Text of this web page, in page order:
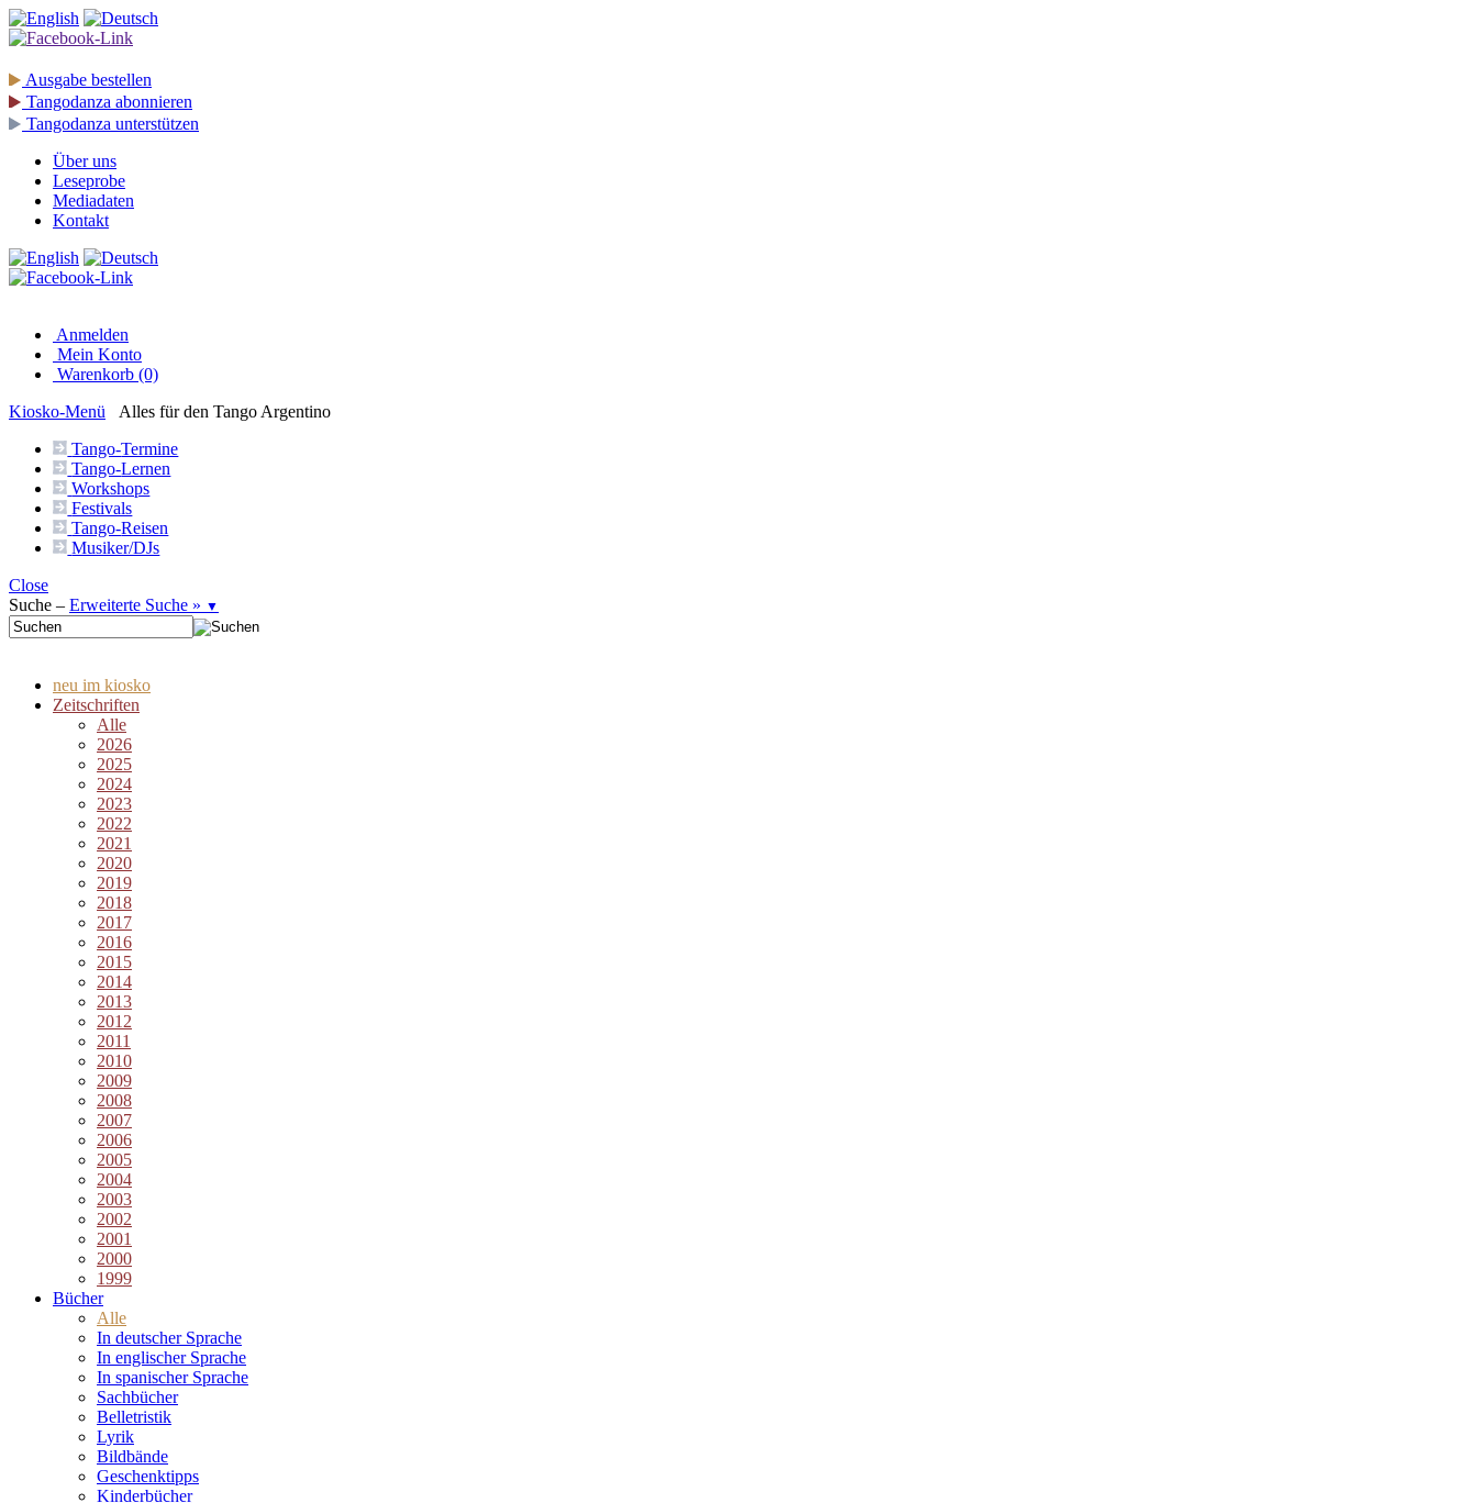
Ausgabe bestellen
Tangodanza abonnieren
Tangodanza unterstützen
Über uns
Leseprobe
Mediadaten
Kontakt
Anmelden
Mein Konto
Warenkorb (0)
Kiosko-Menü
Alles für den Tango Argentino
Tango-Termine
Tango-Lernen
Workshops
Festivals
Tango-Reisen
Musiker/DJs
Close
Suche – Erweiterte Suche » ▼
neu im kiosko
Zeitschriften
Alle
2026
2025
2024
2023
2022
2021
2020
2019
2018
2017
2016
2015
2014
2013
2012
2011
2010
2009
2008
2007
2006
2005
2004
2003
2002
2001
2000
1999
Bücher
Alle
In deutscher Sprache
In englischer Sprache
In spanischer Sprache
Sachbücher
Belletristik
Lyrik
Bildbände
Geschenktipps
Kinderbücher